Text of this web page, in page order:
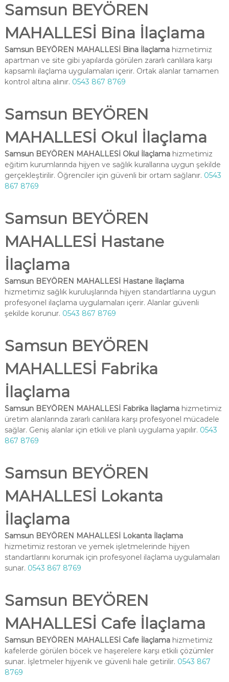
Samsun BEYÖREN
MAHALLESİ Bina İlaçlama
Samsun BEYÖREN MAHALLESİ Bina İlaçlamahizmetimiz
apartman ve site gibi yapılarda görülen zararlı canlılara karşı
kapsamlı ilaçlama uygulamaları içerir. Ortak alanlar tamamen
kontrol altına alınır. 0543 867 8769
Samsun BEYÖREN
MAHALLESİ Okul İlaçlama
Samsun BEYÖREN MAHALLESİ Okul İlaçlamahizmetimiz
eğitim kurumlarında hijyen ve sağlık kurallarına uygun şekilde
gerçekleştirilir. Öğrenciler için güvenli bir ortam sağlanır. 0543
867 8769
Samsun BEYÖREN
MAHALLESİ Hastane
İlaçlama
Samsun BEYÖREN MAHALLESİ Hastane İlaçlama
hizmetimiz sağlık kuruluşlarında hijyen standartlarına uygun
profesyonel ilaçlama uygulamaları içerir. Alanlar güvenli
şekilde korunur. 0543 867 8769
Samsun BEYÖREN
MAHALLESİ Fabrika
İlaçlama
Samsun BEYÖREN MAHALLESİ Fabrika İlaçlamahizmetimiz
üretim alanlarında zararlı canlılara karşı profesyonel mücadele
sağlar. Geniş alanlar için etkili ve planlı uygulama yapılır. 0543
867 8769
Samsun BEYÖREN
MAHALLESİ Lokanta
İlaçlama
Samsun BEYÖREN MAHALLESİ Lokanta İlaçlama
hizmetimiz restoran ve yemek işletmelerinde hijyen
standartlarını korumak için profesyonel ilaçlama uygulamaları
sunar. 0543 867 8769
Samsun BEYÖREN
MAHALLESİ Cafe İlaçlama
Samsun BEYÖREN MAHALLESİ Cafe İlaçlamahizmetimiz
kafelerde görülen böcek ve haşerelere karşı etkili çözümler
sunar. İşletmeler hijyenik ve güvenli hale getirilir. 0543 867
8769